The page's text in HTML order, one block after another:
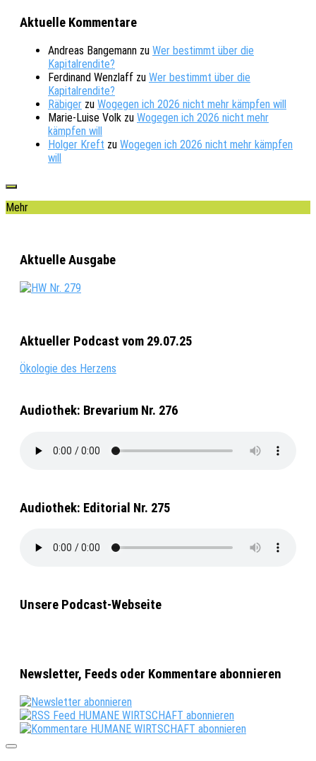
Aktuelle Kommentare
Andreas Bangemann zu Wer bestimmt über die
Kapitalrendite?
Ferdinand Wenzlaff zu Wer bestimmt über die
Kapitalrendite?
Räbiger zu Wogegen ich 2026 nicht mehr kämpfen will
Marie-Luise Volk zu Wogegen ich 2026 nicht mehr
kämpfen will
Holger Kreft zu Wogegen ich 2026 nicht mehr kämpfen
will
Mehr
Aktuelle Ausgabe
Aktueller Podcast vom 29.07.25
Ökologie des Herzens
Audiothek: Brevarium Nr. 276
Audiothek: Editorial Nr. 275
Unsere Podcast-Webseite
Newsletter, Feeds oder Kommentare abonnieren